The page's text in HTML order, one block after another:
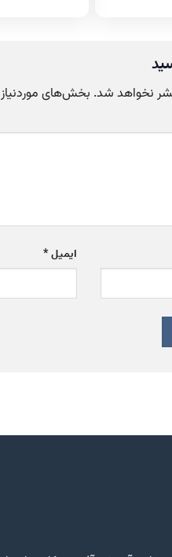
نخواهد شد. بخش‌های
ایمیل*